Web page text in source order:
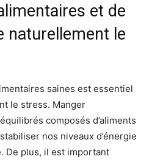
et de
naturellement le
saines est essentiel
le stress. Manger
composés d’aliments
nos niveaux d’énergie
De plus, il est important